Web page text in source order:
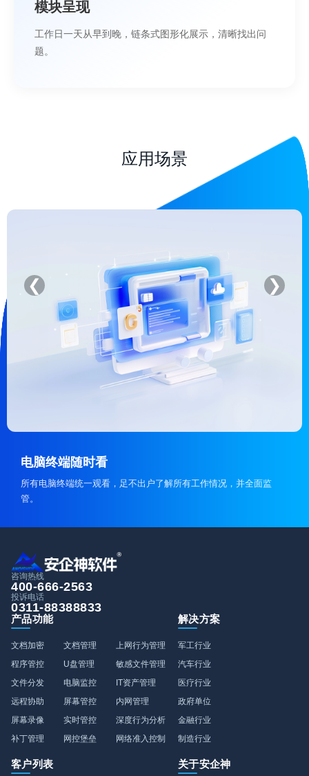
模块呈现
工作日一天从早到晚，链条式图形化展示，清晰找出问
题。
应用场景
❮
电脑终端随时看
所有电脑终端统一观看，足不出户了解所有工作情况，并全面监
管。
❯
咨询热线
400-666-2563
投诉电话
0311-88388833
产品功能
文档加密
程序管控
文件分发
远程协助
屏幕录像
补丁管理
文档管理
U盘管理
电脑监控
屏幕管控
实时管控
网控堡垒
上网行为管理
敏感文件管理
IT资产管理
内网管理
深度行为分析
网络准入控制
解决方案
军工行业
汽车行业
医疗行业
政府单位
金融行业
制造行业
客户列表 关于安企神